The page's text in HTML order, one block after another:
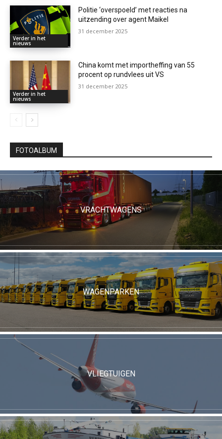
Verder in het
nieuws
Politie ‘overspoeld’ met reacties na
uitzending over agent Maikel
31 december 2025
Verder in het
nieuws
China komt met importheffing van 55
procent op rundvlees uit VS
31 december 2025
FOTOALBUM
VRACHTWAGENS
WAGENPARKEN
VLIEGTUIGEN